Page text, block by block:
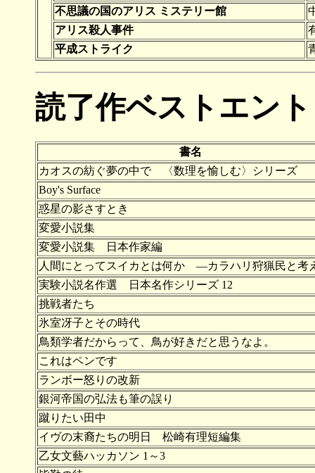
不思議の国のアリス ミステリー館
アリス殺人事件
平成ストライク
読了作ベストエン
書名
カオスの紡ぐ夢の中で 〈数理を愉しむ〉シリーズ
Boy's Surface
惑星の影さすとき
変愛小説集
変愛小説集 日本作家編
人間にとってスイカとは何か ―カラハリ狩猟民と考
実験小説名作選 日本名作シリーズ 12
挑戦者たち
氷室冴子とその時代
鳥類学者だからって、鳥が好きだと思うなよ。
これはペンです
ランボー怒りの改新
銀河帝国の弘法も筆の誤り
蹴りたい田中
イヴの末裔たちの明日 松崎有理短編集
乙女文藝ハッカソン 1～3